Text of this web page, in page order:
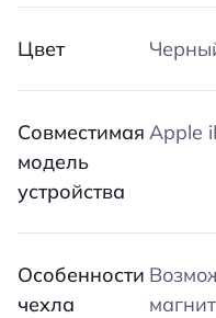
Цвет
Совместимая
модель
устройства
Apple
Особенности
чехла